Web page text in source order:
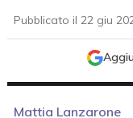
Pubblicato il 22 giu
Mattia Lanzarone